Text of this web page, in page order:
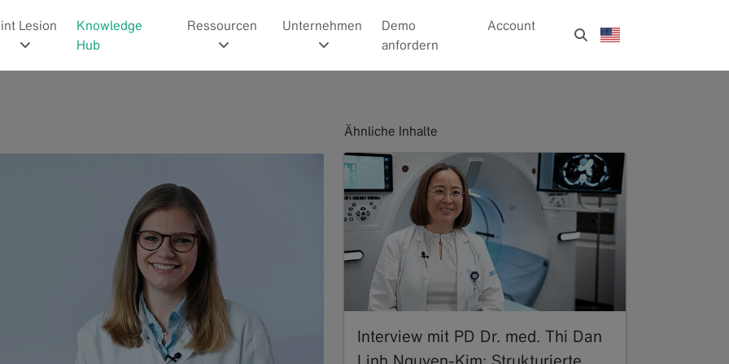
Lesion
Knowledge
Hub
Ressourcen Unternehmen
Demo
anfordern
Account
Ähnliche Inhalte
Interview mit PD Dr. med. Thi Dan